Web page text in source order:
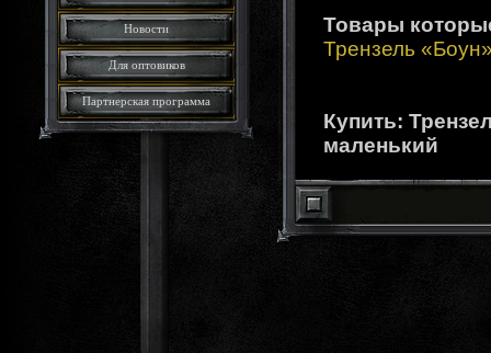
Новости
Для оптовиков
Партнерская программа
Товары
Трензель
Купить:
маленький